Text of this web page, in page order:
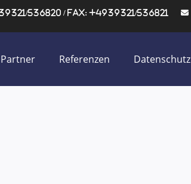
536820 / Fax: +4939321/536821
Partner Referenzen Datenschutz